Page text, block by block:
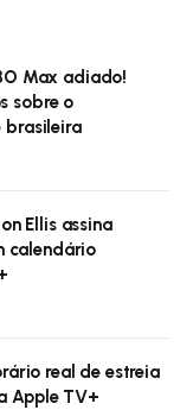
Max adiado!
sobre o
brasileira
Ellis assina
calendário
real de estreia
Apple TV+